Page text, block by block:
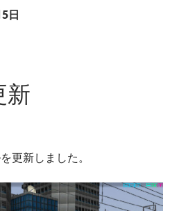
日
新
更新しました。